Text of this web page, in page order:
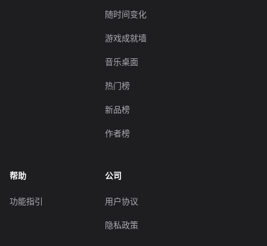
随时间变化
游戏成就墙
音乐桌面
热门榜
新品榜
作者榜
帮助
功能指引
公司
用户协议
隐私政策